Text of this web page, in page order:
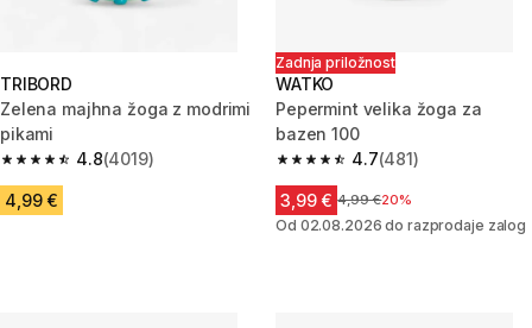
TRIBORD
Zelena majhna žoga z modrimi
pikami
4.8
4.8 od 5 zvezdic from 4019 ocene
(4019)
4,99 €
Zadnja priložnost
WATKO
Pepermint velika žoga za
bazen 100
4.7
4.7 od 5 zvezdic from 481
(481)
3,99 € Cena pred znižanjem
4,99 €20%
Od 02.08.2026 do razprodaje zalog